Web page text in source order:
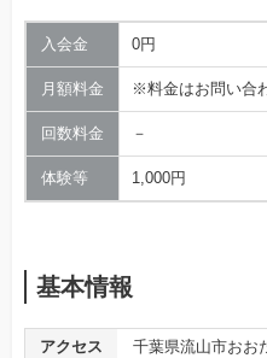
入会金 0円
月額料金 ※料金はお問い合
回数料金 －
体験等 1,000円
基本情報
アクセス 千葉県流山市おお